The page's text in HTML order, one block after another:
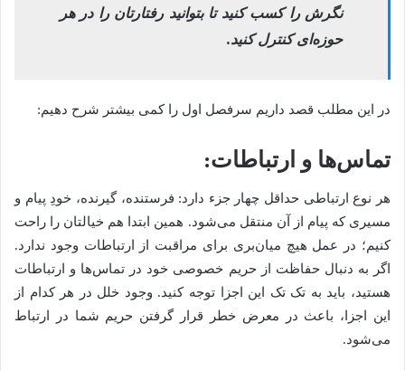
نگرش را کسب کنید تا بتوانید رفتارتان را در هر
حوزه‌ای کنترل کنید.
در این مطلب قصد داریم سرفصل اول را کمی بیشتر شرح دهیم:
تماس‌ها و ارتباطات:
هر نوع ارتباطی حداقل چهار جزء دارد: فرستنده، گیرنده، خودِ پیام و
مسیری که پیام از آن منتقل می‌شود. همین ابتدا هم خیالتان را راحت
کنیم؛ در عمل هیچ میان‌بری برای مراقبت از ارتباطات وجود ندارد.
اگر به دنبال حفاظت از حریم خصوصی خود در تماس‌ها و ارتباطات
هستید، باید به تک تک این اجزا توجه کنید. وجود خلل در هر کدام از
این اجزا، باعث در معرض خطر قرار گرفتن حریم شما در ارتباط
می‌شود.